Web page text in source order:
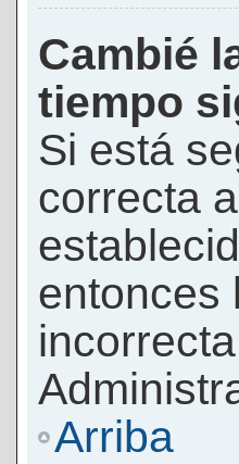
Cambié
tiempo
Si está
correcta
entonces
Arriba